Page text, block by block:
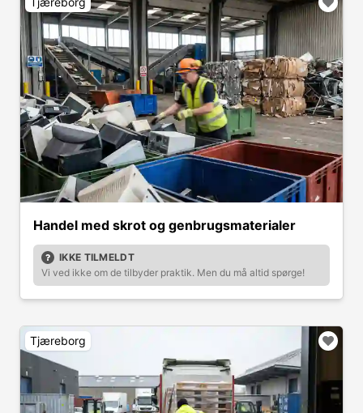
Handel med skrot og genbrugsmaterialer
IKKE TILMELDT
Vi ved ikke om de tilbyder praktik. Men du må altid spørge!
Tjæreborg